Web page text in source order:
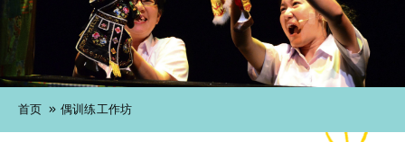
社区
和偶们一起玩
关于
首页 偶训练工作坊